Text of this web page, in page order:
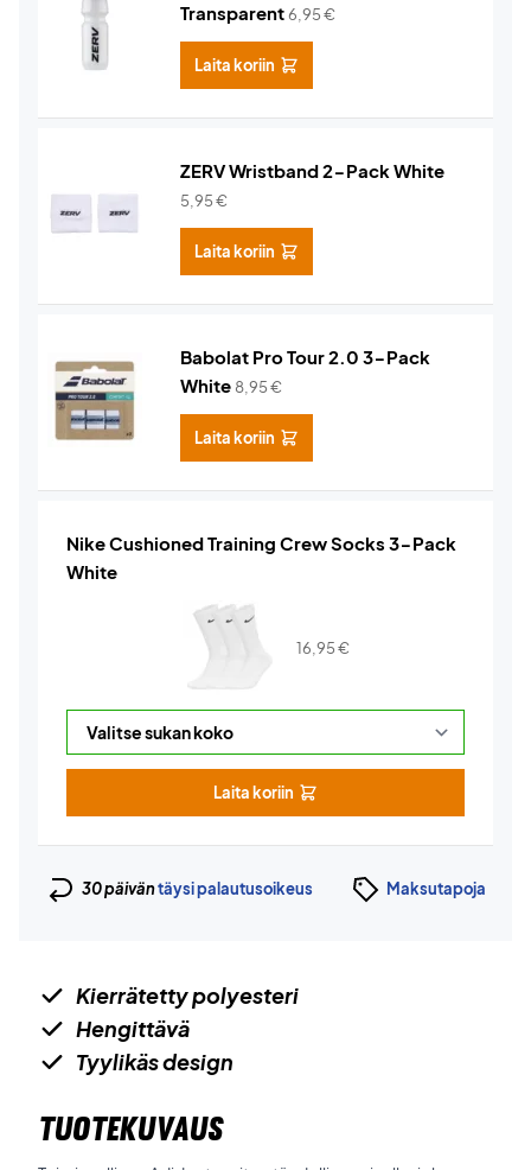
Transparent6,95€
Laita koriin
ZERV Wristband 2-Pack White
5,95€
Laita koriin
Babolat Pro Tour 2.0 3-Pack
White 8,95€
Laita koriin
Nike Cushioned Training Crew Socks 3-Pack
White
16,95€
Laita koriin
30 päiväntäysi palautusoikeus Maksutapoja
Kierrätetty polyesteri
Hengittävä
Tyylikäs design
TUOTEKUVAUS